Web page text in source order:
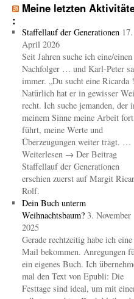
Meine letzten
:
Staffellauf der Generationen 17.
April 2026
Seit Jahren suche ich eine/einen
Nachfolger … und Karl-Peter
immer. „Du sucht eine Ricarda
Natürlich hat er in gewisser
recht. Ich suche jemanden, der
meinem Sinne meine Arbeit fort
führt, meine Werte und
Überzeugungen weiter trägt. …
Weiterlesen → Der Beitrag
Staffellauf der Generationen
erschien zuerst auf Margit
Rolf.
Dein Buch unterm
Weihnachtsbaum? 3. November
2025
Gerade rechtzeitig habe ich eine
Mail bekommen. Anregungen
ein eigenes Buch. Ich
mal den Text von Epubli: Die
Festtage sind ideal, um mit